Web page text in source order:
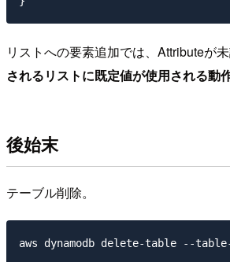
リストへの要素追加では、Attributeが未
されるリストに既定値が使用される動
後始末
テーブル削除。